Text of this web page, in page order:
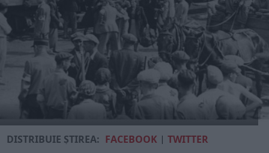
DISTRIBUIE ȘTIREA: FACEBOOK |TWITTER